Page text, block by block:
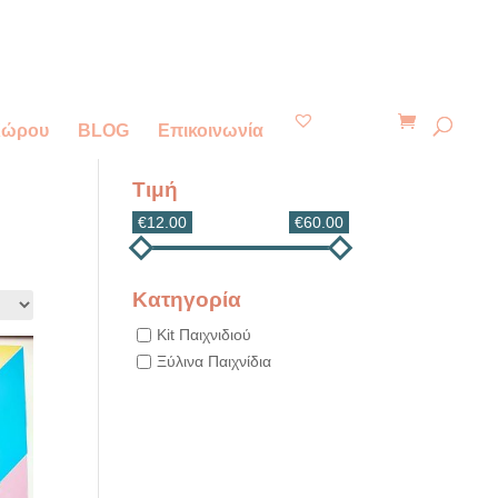
BLOG Επικοινωνία
Τιμή
€12.00 €60.00
Κατηγορία
Kit Παιχνιδιού
Ξύλινα Παιχνίδια